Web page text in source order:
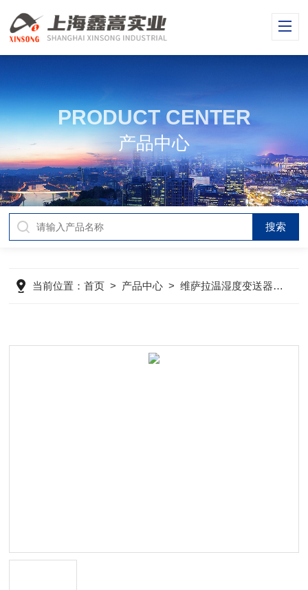
PRODUCT CENTER
产品中心
当前位置：首页 > 产品中心 >维萨拉温湿度变送器>